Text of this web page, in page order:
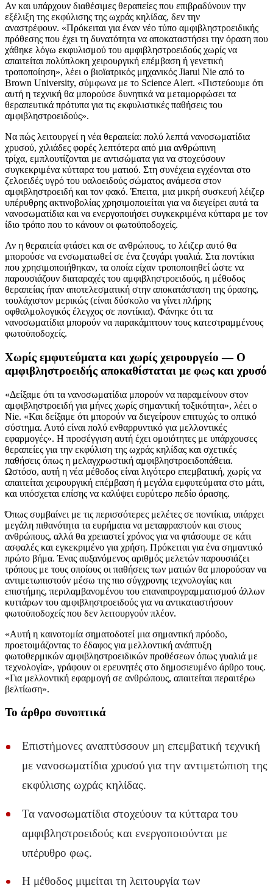
Αν και υπάρχουν διαθέσιμες θεραπείες που επιβραδύνουν την
εξέλιξη της εκφύλισης της ωχράς κηλίδας, δεν την
αναστρέφουν. «Πρόκειται για έναν νέο τύπο αμφιβληστροειδικής
πρόθεσης που έχει τη δυνατότητα να αποκαταστήσει την όραση που
χάθηκε λόγω εκφυλισμού του αμφιβληστροειδούς χωρίς να
απαιτείται πολύπλοκη χειρουργική επέμβαση ή γενετική
τροποποίηση», λέει ο βιοϊατρικός μηχανικός Jiarui Nie από το
Brown University, σύμφωνα με το Science Alert. «Πιστεύουμε ότι
αυτή η τεχνική θα μπορούσε δυνητικά να μεταμορφώσει τα
θεραπευτικά πρότυπα για τις εκφυλιστικές παθήσεις του
αμφιβληστροειδούς».
Να πώς λειτουργεί η νέα θεραπεία: πολύ λεπτά νανοσωματίδια
χρυσού, χιλιάδες φορές λεπτότερα από μια ανθρώπινη
τρίχα, εμπλουτίζονται με αντισώματα για να στοχεύσουν
συγκεκριμένα κύτταρα του ματιού. Στη συνέχεια εγχέονται στο
ζελοειδές υγρό του υαλοειδούς σώματος ανάμεσα στον
αμφιβληστροειδή και τον φακό. Έπειτα, μια μικρή συσκευή λέιζερ
υπέρυθρης ακτινοβολίας χρησιμοποιείται για να διεγείρει αυτά τα
νανοσωματίδια και να ενεργοποιήσει συγκεκριμένα κύτταρα με τον
ίδιο τρόπο που το κάνουν οι φωτοϋποδοχείς.
Αν η θεραπεία φτάσει και σε ανθρώπους, το λέιζερ αυτό θα
μπορούσε να ενσωματωθεί σε ένα ζευγάρι γυαλιά. Στα ποντίκια
που χρησιμοποιήθηκαν, τα οποία είχαν τροποποιηθεί ώστε να
παρουσιάζουν διαταραχές του αμφιβληστροειδούς, η μέθοδος
θεραπείας ήταν αποτελεσματική στην αποκατάσταση της όρασης,
τουλάχιστον μερικώς (είναι δύσκολο να γίνει πλήρης
οφθαλμολογικός έλεγχος σε ποντίκια). Φάνηκε ότι τα
νανοσωματίδια μπορούν να παρακάμπτουν τους κατεστραμμένους
φωτοϋποδοχείς.
Χωρίς εμφυτεύματα και χωρίς χειρουργείο — Ο
αμφιβληστροειδής αποκαθίσταται με φως και χρυσό
«Δείξαμε ότι τα νανοσωματίδια μπορούν να παραμείνουν στον
αμφιβληστροειδή για μήνες χωρίς σημαντική τοξικότητα», λέει ο
Nie. «Και δείξαμε ότι μπορούν να διεγείρουν επιτυχώς το οπτικό
σύστημα. Αυτό είναι πολύ ενθαρρυντικό για μελλοντικές
εφαρμογές». Η προσέγγιση αυτή έχει ομοιότητες με υπάρχουσες
θεραπείες για την εκφύλιση της ωχράς κηλίδας και σχετικές
παθήσεις όπως η μελαγχρωστική αμφιβληστροειδοπάθεια.
Ωστόσο, αυτή η νέα μέθοδος είναι λιγότερο επεμβατική, χωρίς να
απαιτείται χειρουργική επέμβαση ή μεγάλα εμφυτεύματα στο μάτι,
και υπόσχεται επίσης να καλύψει ευρύτερο πεδίο όρασης.
Όπως συμβαίνει με τις περισσότερες μελέτες σε ποντίκια, υπάρχει
μεγάλη πιθανότητα τα ευρήματα να μεταφραστούν και στους
ανθρώπους, αλλά θα χρειαστεί χρόνος για να φτάσουμε σε κάτι
ασφαλές και εγκεκριμένο για χρήση. Πρόκειται για ένα σημαντικό
πρώτο βήμα. Ένας αυξανόμενος αριθμός μελετών παρουσιάζει
τρόπους με τους οποίους οι παθήσεις των ματιών θα μπορούσαν να
αντιμετωπιστούν μέσω της πιο σύγχρονης τεχνολογίας και
επιστήμης, περιλαμβανομένου του επαναπρογραμματισμού άλλων
κυττάρων του αμφιβληστροειδούς για να αντικαταστήσουν
φωτοϋποδοχείς που δεν λειτουργούν πλέον.
«Αυτή η καινοτομία σηματοδοτεί μια σημαντική πρόοδο,
προετοιμάζοντας το έδαφος για μελλοντική ανάπτυξη
φωτοθερμικών αμφιβληστροειδικών προθέσεων όπως γυαλιά με
τεχνολογία», γράφουν οι ερευνητές στο δημοσιευμένο άρθρο τους.
«Για μελλοντική εφαρμογή σε ανθρώπους, απαιτείται περαιτέρω
βελτίωση».
Το άρθρο συνοπτικά
Επιστήμονες αναπτύσσουν μη επεμβατική τεχνική
με νανοσωματίδια χρυσού για την αντιμετώπιση της
εκφύλισης ωχράς κηλίδας.
Τα νανοσωματίδια στοχεύουν τα κύτταρα του
αμφιβληστροειδούς και ενεργοποιούνται με
υπέρυθρο φως.
Η μέθοδος μιμείται τη λειτουργία των